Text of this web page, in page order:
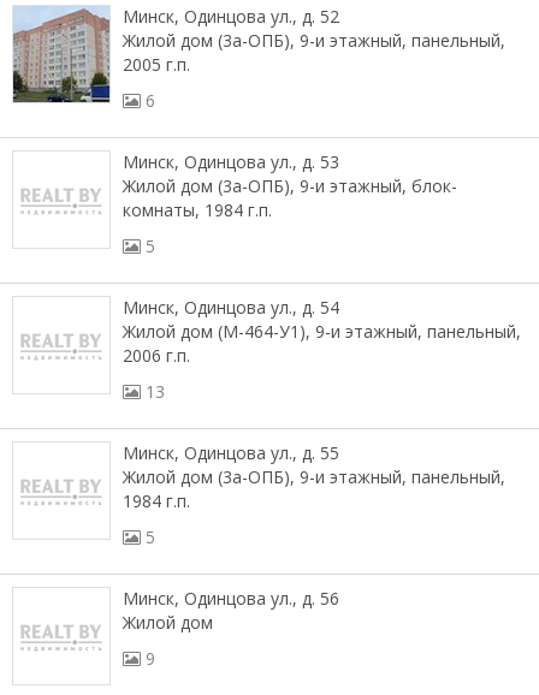
Минск, Одинцова ул., д. 52
Жилой дом (3а-ОПБ), 9-и этажный, панельный,
2005 г.п.
6
Минск, Одинцова ул., д. 53
Жилой дом (3а-ОПБ), 9-и этажный, блок-
комнаты, 1984 г.п.
5
Минск, Одинцова ул., д. 54
Жилой дом (М-464-У1), 9-и этажный, панельный,
2006 г.п.
13
Минск, Одинцова ул., д. 55
Жилой дом (3а-ОПБ), 9-и этажный, панельный,
1984 г.п.
5
Минск, Одинцова ул., д. 56
Жилой дом
9